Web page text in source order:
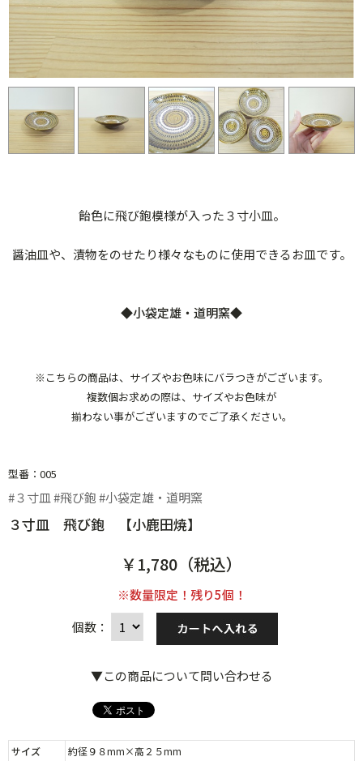
飴色に飛び鉋模様が入った３寸小皿。
醤油皿や、漬物をのせたり様々なものに使用できるお皿です。
◆小袋定雄・道明窯◆
※こちらの商品は、サイズやお色味にバラつきがございます。
複数個お求めの際は、サイズやお色味が
揃わない事がございますのでご了承ください。
型番：005
#３寸皿 #飛び鉋 #小袋定雄・道明窯
３寸皿 飛び鉋 【小鹿田焼】
￥1,780（税込）
※数量限定！残り5個！
個数：
▼この商品について問い合わせる
サイズ
約径９８mm×高２５mm